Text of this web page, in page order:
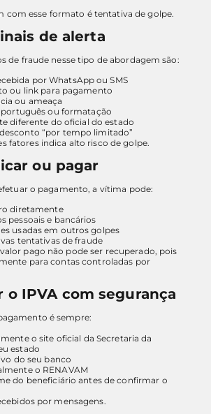
com esse formato é tentativa de golpe.
de alerta
de fraude nesse tipo de abordagem são:
por WhatsApp ou SMS
ou link para pagamento
ou ameaça
ou formatação
diferente do oficial do estado
“por tempo limitado”
fatores indica alto risco de golpe.
ou pagar
o pagamento, a vítima pode:
diretamente
pessoais e bancários
usadas em outros golpes
tentativas de fraude
pago não pode ser recuperado, pois
para contas controladas por
o IPVA com segurança
é sempre:
o site oficial da Secretaria da
estado
do seu banco
o RENAVAM
do beneficiário antes de confirmar o
por mensagens.